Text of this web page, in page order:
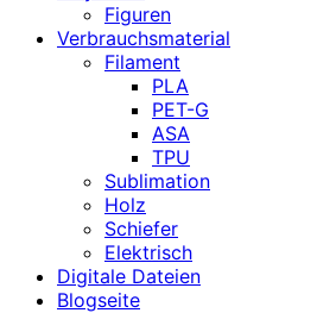
Figuren
Verbrauchsmaterial
Filament
PLA
PET-G
ASA
TPU
Sublimation
Holz
Schiefer
Elektrisch
Digitale Dateien
Blogseite